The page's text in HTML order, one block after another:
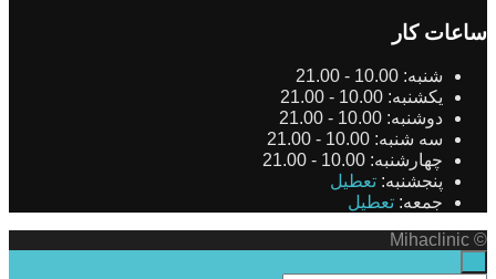
ساعات کار
شنبه: 10.00 - 21.00
یکشنبه: 10.00 - 21.00
دوشنبه: 10.00 - 21.00
سه شنبه: 10.00 - 21.00
چهارشنبه: 10.00 - 21.00
پنجشنبه: تعطیل
جمعه: تعطیل
© Mihaclinic